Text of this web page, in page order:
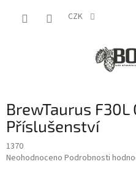
CZK
BrewTaurus F30L
Příslušenství
1370
Průměrné
Neohodnoceno Podrobnosti